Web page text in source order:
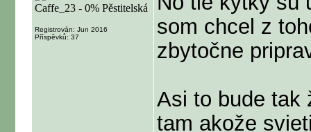
Registrován: Jun 2016
Příspěvků: 37
som chcel z
zbytočne
Asi to bude tak
tam akože